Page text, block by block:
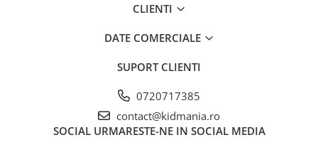
CLIENTI
DATE COMERCIALE
SUPORT CLIENTI
0720717385
contact@kidmania.ro
SOCIAL URMARESTE-NE IN SOCIAL MEDIA